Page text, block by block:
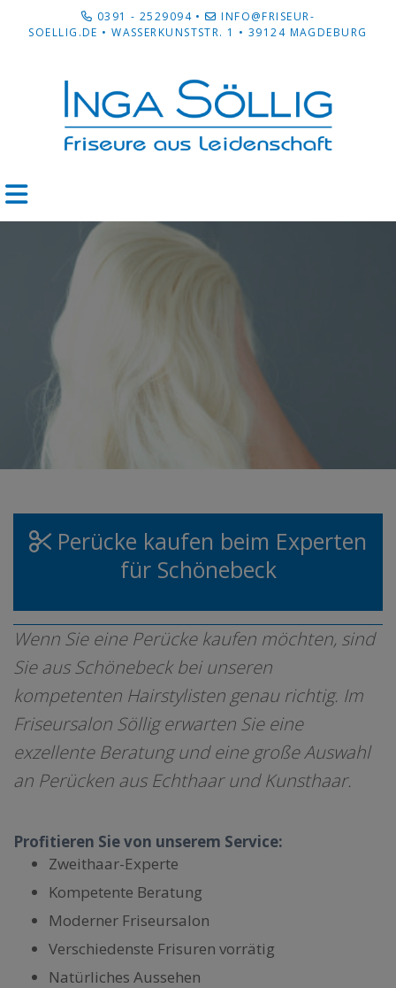
0391 - 2529094 •
INFO@FRISEUR-
SOELLIG.DE • WASSERKUNSTSTR. 1 • 39124 MAGDEBURG
Perücke kaufen beim Experten
für Schönebeck
Wenn Sie eine Perücke kaufen möchten, sind
Sie aus Schönebeck bei unseren
kompetenten Hairstylisten genau richtig. Im
Friseursalon Söllig erwarten Sie eine
exzellente Beratung und eine große Auswahl
an Perücken aus Echthaar und Kunsthaar.
Profitieren Sie von unserem Service:
Zweithaar-Experte
Kompetente Beratung
Moderner Friseursalon
Verschiedenste Frisuren vorrätig
Natürliches Aussehen